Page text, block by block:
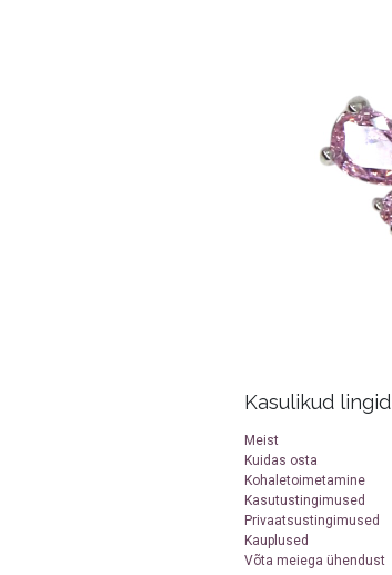
Kasulikud lingid
Meist
Kuidas osta
Kohaletoimetamine
Kasutustingimused
Privaatsustingimused
Kauplused
Võta meiega ühendust